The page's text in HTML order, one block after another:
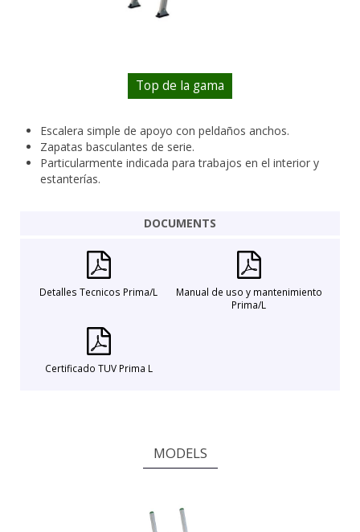
Top de la gama
Escalera simple de apoyo con peldaños anchos.
Zapatas basculantes de serie.
Particularmente indicada para trabajos en el interior y
estanterías.
DOCUMENTS
Detalles Tecnicos Prima/L
Manual de uso y mantenimiento
Prima/L
Certificado TUV Prima L
MODELS